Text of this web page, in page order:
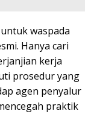
waspada
Hanya cari
kerja
prosedur yang
agen penyalur
praktik